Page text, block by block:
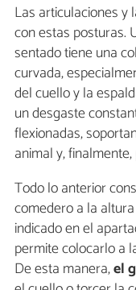
Las articulaciones
con estas posturas.
sentado tiene una
curvada,
del cuello y la
un desgaste
flexionadas,
animal y,
Todo lo anterior
comedero a la
indicado en el
permite colocarlo a
De esta manera,el